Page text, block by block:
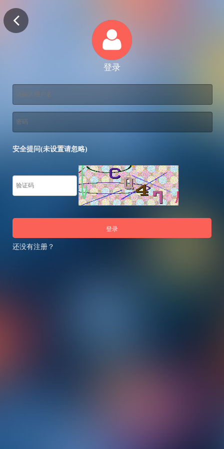
登录
安全提问(未设置请忽略)
登录
还没有注册？